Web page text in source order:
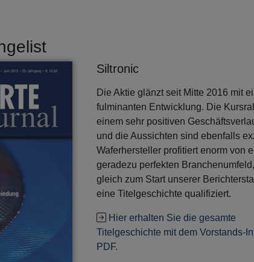
Siltronic
Die Aktie glänzt seit Mitte 2016 mit
fulminanten Entwicklung. Die
einem sehr positiven
und die Aussichten sind ebenfalls
Waferhersteller profitiert enorm von
geradezu perfekten
gleich zum Start unserer
eine Titelgeschichte qualifiziert.
Hier erhalten Sie die gesamte
Titelgeschichte mit dem Vorstands-
PDF.